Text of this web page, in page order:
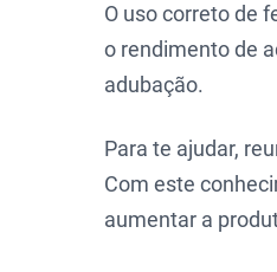
O uso correto de
o rendimento de
adubação.
Para te ajudar,
Com este
aumentar a